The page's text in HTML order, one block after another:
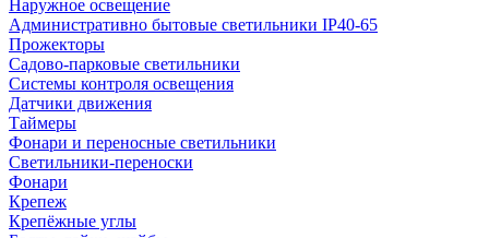
Наружное освещение
Административно бытовые светильники IP40-65
Прожекторы
Садово-парковые светильники
Системы контроля освещения
Датчики движения
Таймеры
Фонари и переносные светильники
Светильники-переноски
Фонари
Крепеж
Крепёжные углы